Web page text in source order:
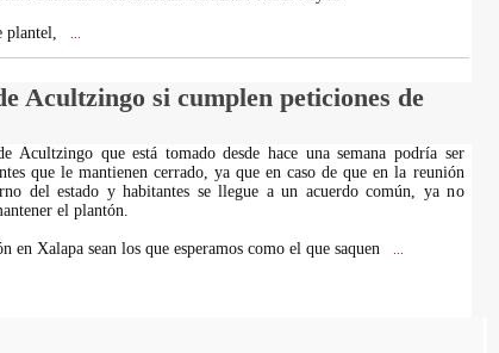
plantel,
Acultzingo si cumplen peticiones de
Acultzingo que está tomado desde hace una semana podría ser
que le mantienen cerrado, ya que en caso de que en la reunión
del estado y habitantes se llegue a un acuerdo común, ya no
el plantón.
en Xalapa sean los que esperamos como el que saquen